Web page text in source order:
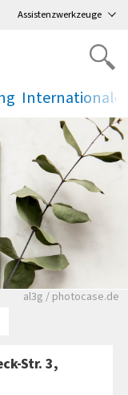
Assistenzwerkzeuge
.
Rote leere
al3g / photocase.de
Str. 3,